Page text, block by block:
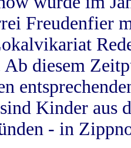
Freudenfier
diesem
Kinder aus
- in